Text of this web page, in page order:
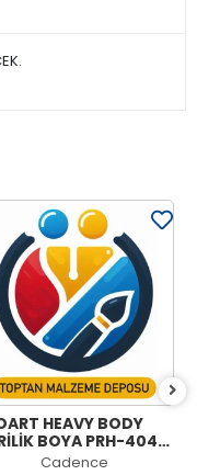
HEAVY BODY
BOYA PRH-404
120ML
Cadence